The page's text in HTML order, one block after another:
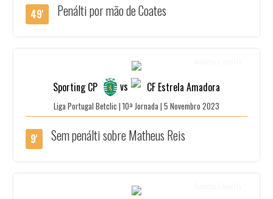
49' Penálti por mão de Coates
Sporting CP vs CF Estrela Amadora
Liga Portugal Betclic | 10ª Jornada | 5 Novembro 2023
9' Sem penálti sobre Matheus Reis